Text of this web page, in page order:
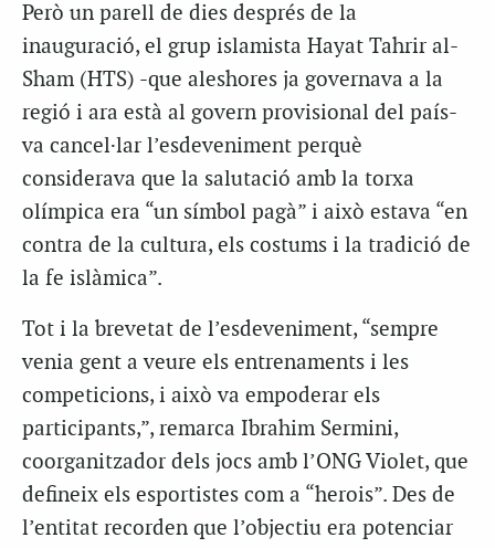
Però un parell de dies després de la
inauguració, el grup islamista Hayat Tahrir al-
Sham (HTS) -que aleshores ja governava a la
regió i ara està al govern provisional del país-
va cancel·lar l’esdeveniment perquè
considerava que la salutació amb la torxa
olímpica era “un símbol pagà” i això estava “en
contra de la cultura, els costums i la tradició de
la fe islàmica”.
Tot i la brevetat de l’esdeveniment, “sempre
venia gent a veure els entrenaments i les
competicions, i això va empoderar els
participants,”, remarca Ibrahim Sermini,
coorganitzador dels jocs amb l’ONG Violet, que
defineix els esportistes com a “herois”. Des de
l’entitat recorden que l’objectiu era potenciar